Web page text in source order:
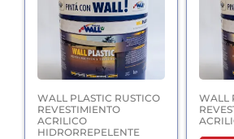
WALL PLASTIC RUSTICO
REVESTIMIENTO
ACRILICO
HIDRORREPELENTE
WALL